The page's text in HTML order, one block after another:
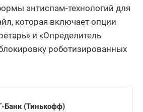
антиспам-технологий для
которая включает опции
и «Определитель
роботизированных
Банк (Тинькофф)